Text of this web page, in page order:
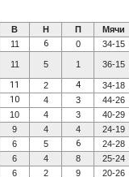
В Н П Мячи
11 6 0 34-15
11 5 1 36-15
11 2 4 34-18
10 4 3 44-26
10 4 3 40-29
9 4 4 24-19
6 5 6 24-28
6 4 8 25-24
6 2 9 20-26